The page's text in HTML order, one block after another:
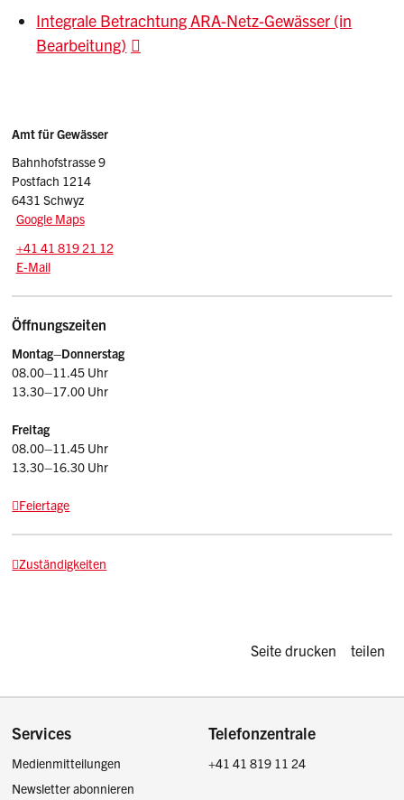
Integrale Betrachtung ARA-Netz-Gewässer (in
Bearbeitung)
Sidebar
Adresse
Amt für Gewässer
Bahnhofstrasse 9
Postfach 1214
6431 Schwyz
Google Maps
Tel.:
+41 41 819 21 12
E-Mail: afg
E-Mail
Öffnungszeiten
Montag–Donnerstag
08.00–11.45 Uhr
13.30–17.00 Uhr
Freitag
08.00–11.45 Uhr
13.30–16.30 Uhr
Feiertage
Zuständigkeiten
Diese Seite
Seite drucken teilen
Footer
Services
Medienmitteilungen
Newsletter abonnieren
Telefonzentrale
+41 41 819 11 24